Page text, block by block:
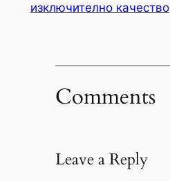
изключително качество
Comments
Leave a Reply